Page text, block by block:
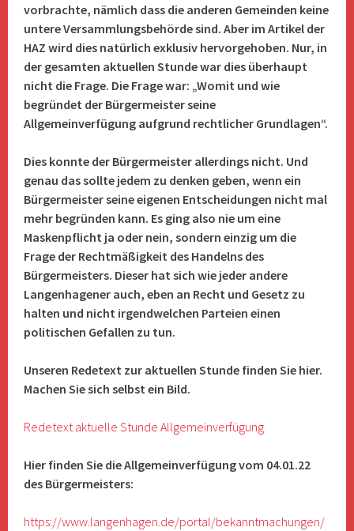
vorbrachte, nämlich dass die anderen Gemeinden keine
untere Versammlungsbehörde sind. Aber im Artikel der
HAZ wird dies natürlich exklusiv hervorgehoben. Nur, in
der gesamten aktuellen Stunde war dies überhaupt
nicht die Frage. Die Frage war: „Womit und wie
begründet der Bürgermeister seine
Allgemeinverfügung aufgrund rechtlicher Grundlagen“.
Dies konnte der Bürgermeister allerdings nicht. Und
genau das sollte jedem zu denken geben, wenn ein
Bürgermeister seine eigenen Entscheidungen nicht mal
mehr begründen kann. Es ging also nie um eine
Maskenpflicht ja oder nein, sondern einzig um die
Frage der Rechtmäßigkeit des Handelns des
Bürgermeisters. Dieser hat sich wie jeder andere
Langenhagener auch, eben an Recht und Gesetz zu
halten und nicht irgendwelchen Parteien einen
politischen Gefallen zu tun.
Unseren Redetext zur aktuellen Stunde finden Sie hier.
Machen Sie sich selbst ein Bild.
Redetext aktuelle Stunde Allgemeinverfügung
Hier finden Sie die Allgemeinverfügung vom 04.01.22
des Bürgermeisters:
https://www.langenhagen.de/portal/bekanntmachungen/